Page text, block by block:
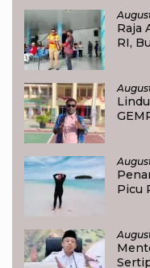
Raja
RI,
Picu